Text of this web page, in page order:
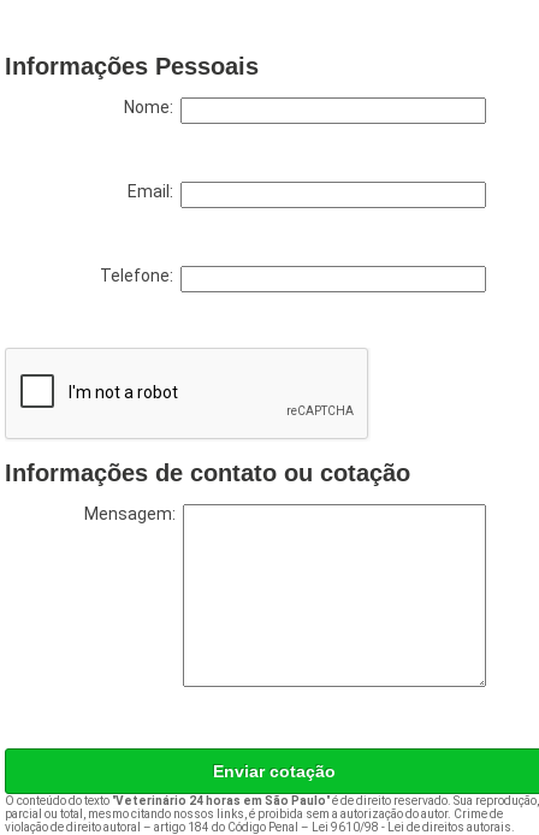
Informações Pessoais
Nome:
Email:
Telefone:
Informações de contato ou cotação
Mensagem:
Enviar cotação
O conteúdo do texto "Veterinário 24 horas em São Paulo" é de direito reservado. Sua reprodução,
parcial ou total, mesmo citando nossos links, é proibida sem a autorização do autor. Crime de
violação de direito autoral – artigo 184 do Código Penal –
Lei 9610/98 - Lei de direitos autorais